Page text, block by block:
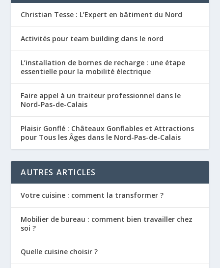
Christian Tesse : L’Expert en bâtiment du Nord
Activités pour team building dans le nord
L’installation de bornes de recharge : une étape
essentielle pour la mobilité électrique
Faire appel à un traiteur professionnel dans le
Nord-Pas-de-Calais
Plaisir Gonflé : Châteaux Gonflables et Attractions
pour Tous les Âges dans le Nord-Pas-de-Calais
AUTRES ARTICLES
Votre cuisine : comment la transformer ?
Mobilier de bureau : comment bien travailler chez
soi ?
Quelle cuisine choisir ?